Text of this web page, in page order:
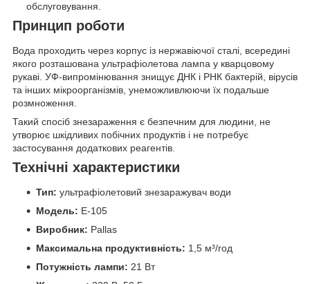
обслуговування.
Принцип роботи
Вода проходить через корпус із нержавіючої сталі, всередині
якого розташована ультрафіолетова лампа у кварцовому
рукаві. УФ-випромінювання знищує ДНК і РНК бактерій, вірусів
та інших мікроорганізмів, унеможливлюючи їх подальше
розмноження.
Такий спосіб знезараження є безпечним для людини, не
утворює шкідливих побічних продуктів і не потребує
застосування додаткових реагентів.
Технічні характеристики
Тип: ультрафіолетовий знезаражувач води
Модель: E-105
Виробник: Pallas
Максимальна продуктивність: 1,5 м³/год
Потужність лампи: 21 Вт